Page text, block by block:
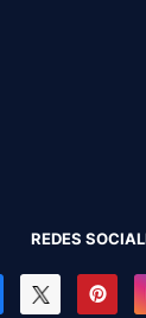
REDES